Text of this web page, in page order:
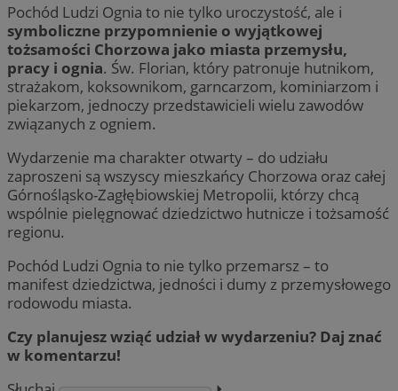
Pochód Ludzi Ognia to nie tylko uroczystość, ale i
symboliczne przypomnienie o wyjątkowej
tożsamości Chorzowa jako miasta przemysłu,
pracy i ognia. Św. Florian, który patronuje hutnikom,
strażakom, koksownikom, garncarzom, kominiarzom i
piekarzom, jednoczy przedstawicieli wielu zawodów
związanych z ogniem.
Wydarzenie ma charakter otwarty – do udziału
zaproszeni są wszyscy mieszkańcy Chorzowa oraz całej
Górnośląsko-Zagłębiowskiej Metropolii, którzy chcą
wspólnie pielęgnować dziedzictwo hutnicze i tożsamość
regionu.
Pochód Ludzi Ognia to nie tylko przemarsz – to
manifest dziedzictwa, jedności i dumy z przemysłowego
rodowodu miasta.
Czy planujesz wziąć udział w wydarzeniu? Daj znać
w komentarzu!